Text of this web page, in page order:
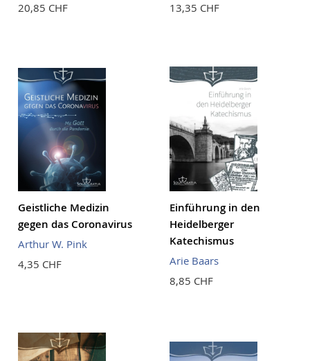
20,85 CHF
13,35 CHF
Geistliche Medizin
gegen das Coronavirus
Arthur W. Pink
4,35 CHF
Einführung in den
Heidelberger
Katechismus
Arie Baars
8,85 CHF